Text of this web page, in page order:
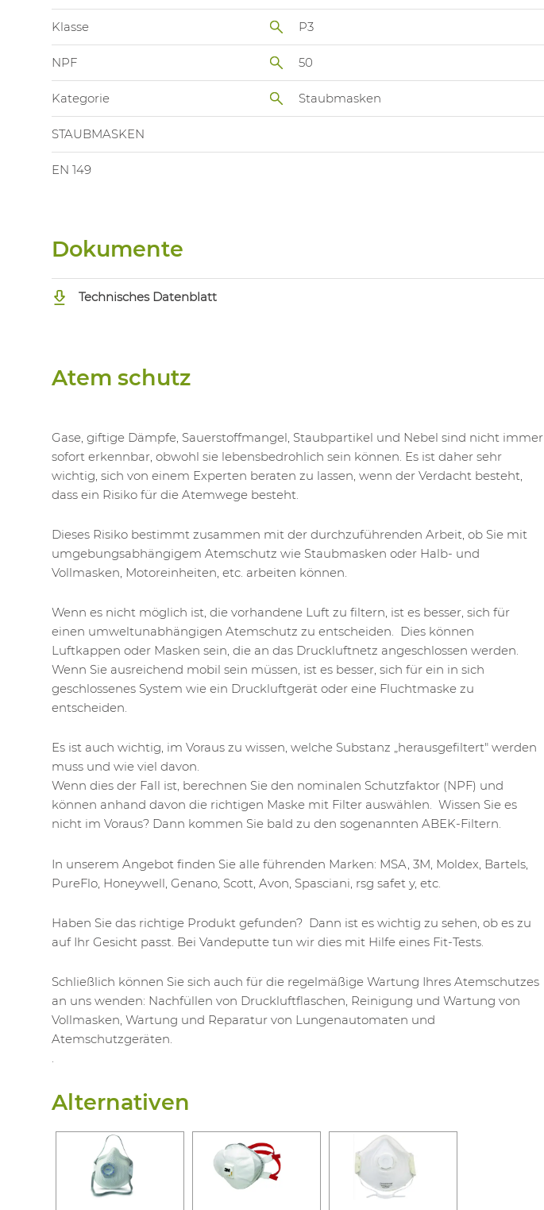
Klasse P3
NPF 50
Kategorie Staubmasken
STAUBMASKEN
EN 149
Dokumente
Technisches Datenblatt
Atem schutz
Gase, giftige Dämpfe, Sauerstoffmangel, Staubpartikel und Nebel sind nicht immer
sofort erkennbar, obwohl sie lebensbedrohlich sein können. Es ist daher sehr
wichtig, sich von einem Experten beraten zu lassen, wenn der Verdacht besteht,
dass ein Risiko für die Atemwege besteht.
Dieses Risiko bestimmt zusammen mit der durchzuführenden Arbeit, ob Sie mit
umgebungsabhängigem Atemschutz wie Staubmasken oder Halb- und
Vollmasken, Motoreinheiten, etc. arbeiten können.
Wenn es nicht möglich ist, die vorhandene Luft zu filtern, ist es besser, sich für
einen umweltunabhängigen Atemschutz zu entscheiden. Dies können
Luftkappen oder Masken sein, die an das Druckluftnetz angeschlossen werden.
Wenn Sie ausreichend mobil sein müssen, ist es besser, sich für ein in sich
geschlossenes System wie ein Druckluftgerät oder eine Fluchtmaske zu
entscheiden.
Es ist auch wichtig, im Voraus zu wissen, welche Substanz „herausgefiltert" werden
muss und wie viel davon.
Wenn dies der Fall ist, berechnen Sie den nominalen Schutzfaktor (NPF) und
können anhand davon die richtigen Maske mit Filter auswählen. Wissen Sie es
nicht im Voraus? Dann kommen Sie bald zu den sogenannten ABEK-Filtern.
In unserem Angebot finden Sie alle führenden Marken: MSA, 3M, Moldex, Bartels,
PureFlo, Honeywell, Genano, Scott, Avon, Spasciani, rsg safet y, etc.
Haben Sie das richtige Produkt gefunden? Dann ist es wichtig zu sehen, ob es zu
auf Ihr Gesicht passt. Bei Vandeputte tun wir dies mit Hilfe eines Fit-Tests.
Schließlich können Sie sich auch für die regelmäßige Wartung Ihres Atemschutzes
an uns wenden: Nachfüllen von Druckluftflaschen, Reinigung und Wartung von
Vollmasken, Wartung und Reparatur von Lungenautomaten und
Atemschutzgeräten.
.
Alternativen